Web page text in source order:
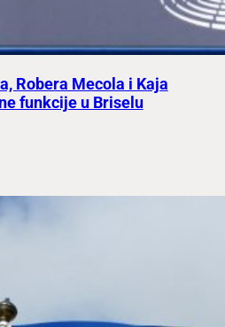
Robera Mecola i Kaja
funkcije u Briselu